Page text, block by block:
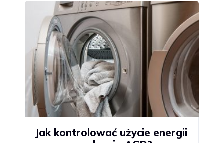
Jak kontrolować użycie energii